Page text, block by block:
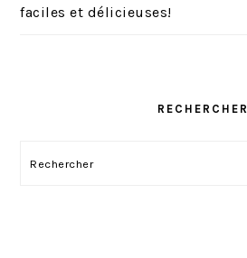
faciles et délicieuses!
RECHERCHER
Rechercher